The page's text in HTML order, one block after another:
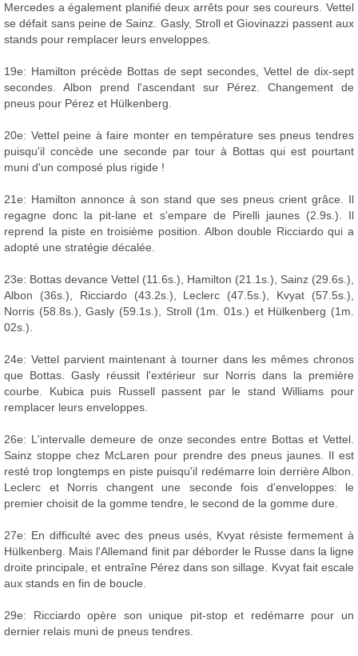
Mercedes a également planifié deux arrêts pour ses coureurs. Vettel
se défait sans peine de Sainz. Gasly, Stroll et Giovinazzi passent aux
stands pour remplacer leurs enveloppes.
19e: Hamilton précède Bottas de sept secondes, Vettel de dix-sept
secondes. Albon prend l'ascendant sur Pérez. Changement de
pneus pour Pérez et Hülkenberg.
20e: Vettel peine à faire monter en température ses pneus tendres
puisqu'il concède une seconde par tour à Bottas qui est pourtant
muni d'un composé plus rigide !
21e: Hamilton annonce à son stand que ses pneus crient grâce. Il
regagne donc la pit-lane et s'empare de Pirelli jaunes (2.9s.). Il
reprend la piste en troisième position. Albon double Ricciardo qui a
adopté une stratégie décalée.
23e: Bottas devance Vettel (11.6s.), Hamilton (21.1s.), Sainz (29.6s.),
Albon (36s.), Ricciardo (43.2s.), Leclerc (47.5s.), Kvyat (57.5s.),
Norris (58.8s.), Gasly (59.1s.), Stroll (1m. 01s.) et Hülkenberg (1m.
02s.).
24e: Vettel parvient maintenant à tourner dans les mêmes chronos
que Bottas. Gasly réussit l'extérieur sur Norris dans la première
courbe. Kubica puis Russell passent par le stand Williams pour
remplacer leurs enveloppes.
26e: L'intervalle demeure de onze secondes entre Bottas et Vettel.
Sainz stoppe chez McLaren pour prendre des pneus jaunes. Il est
resté trop longtemps en piste puisqu'il redémarre loin derrière Albon.
Leclerc et Norris changent une seconde fois d'enveloppes: le
premier choisit de la gomme tendre, le second de la gomme dure.
27e: En difficulté avec des pneus usés, Kvyat résiste fermement à
Hülkenberg. Mais l'Allemand finit par déborder le Russe dans la ligne
droite principale, et entraîne Pérez dans son sillage. Kvyat fait escale
aux stands en fin de boucle.
29e: Ricciardo opère son unique pit-stop et redémarre pour un
dernier relais muni de pneus tendres.